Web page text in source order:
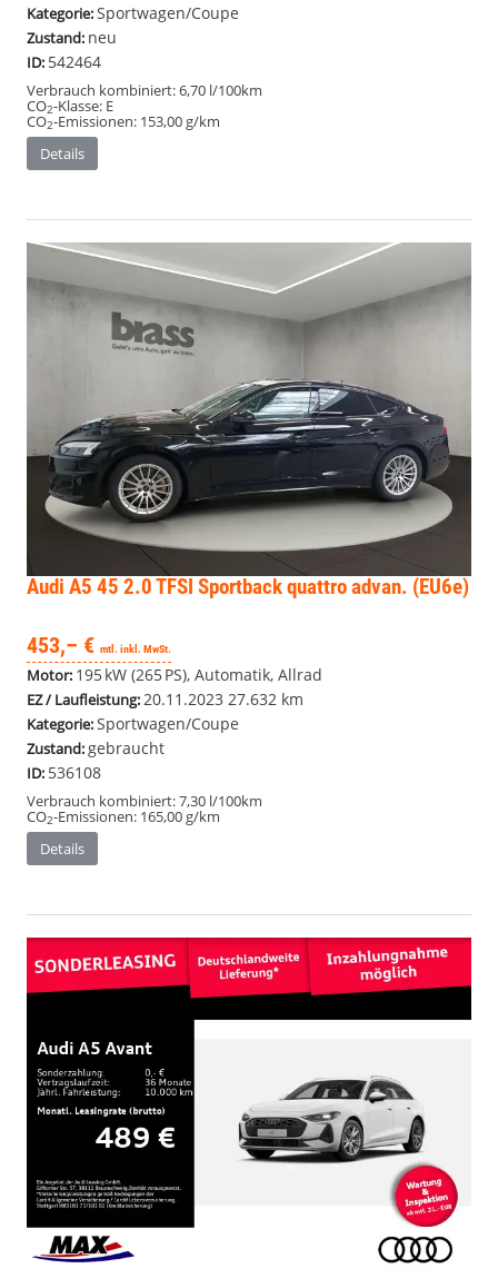
Kategorie:Sportwagen/Coupe
Zustand: neu
ID: 542464
Verbrauch kombiniert:6,70 l/100km
CO2-Klasse: E
CO2-Emissionen: 153,00 g/km
Details
Audi A5 45 2.0 TFSI Sportback quattro advan. (EU6e)
453,– € mtl. inkl. MwSt.
Motor: 195 kW (265 PS), Automatik, Allrad
EZ / Laufleistung: 20.11.2023 27.632 km
Kategorie:Sportwagen/Coupe
Zustand: gebraucht
ID: 536108
Verbrauch kombiniert:7,30 l/100km
CO2-Emissionen: 165,00 g/km
Details